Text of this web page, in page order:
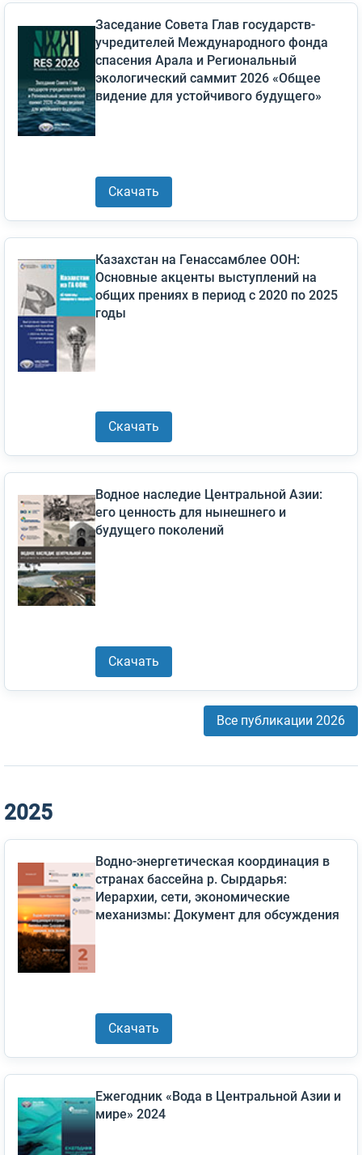
Заседание Совета Глав государств-
учредителей Международного фонда
спасения Арала и Региональный
экологический саммит 2026 «Общее
видение для устойчивого будущего»
Скачать
Казахстан на Генассамблее ООН:
Основные акценты выступлений на
общих прениях в период с 2020 по 2025
годы
Скачать
Водное наследие Центральной Азии:
его ценность для нынешнего и
будущего поколений
Скачать
Все публикации 2026
2025
Водно-энергетическая координация в
странах бассейна р. Сырдарья:
Иерархии, сети, экономические
механизмы: Документ для обсуждения
Скачать
Ежегодник «Вода в Центральной Азии и
мире» 2024